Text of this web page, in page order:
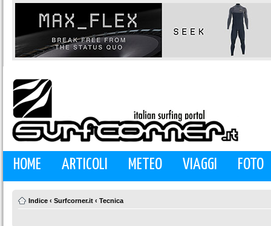
HOME ARTICOLI METEO VIAGGI FOTO
Indice ‹ Surfcorner.it ‹ Tecnica